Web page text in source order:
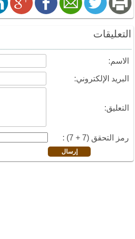
التعليقات
الاسم:
البريد الإلكتروني:
التعليق:
رمز التحقق (7 + 7) :